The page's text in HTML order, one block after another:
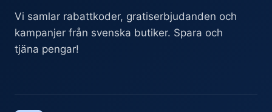
Vi samlar rabattkoder, gratiserbjudanden och
kampanjer från svenska butiker. Spara och
tjäna pengar!